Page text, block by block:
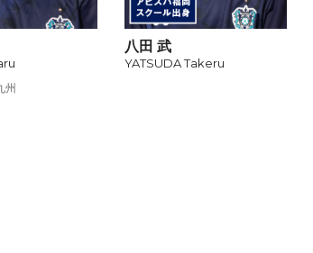
州
八田 武
YATSUDA Takeru